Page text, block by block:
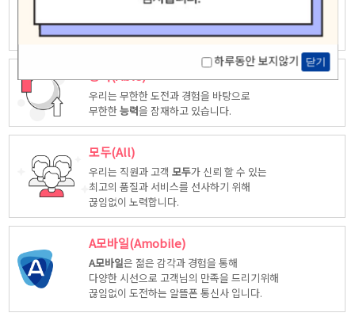
하루동안 보지않기 닫기
노력하겠습니다.
능력(Able)
우리는 무한한 도전과 경험을 바탕으로
무한한능력을 잠재하고 있습니다.
모두(All)
우리는 직원과 고객모두가 신뢰 할 수 있는
최고의 품질과 서비스를 선사하기 위해
끊임없이 노력합니다.
A모바일(Amobile)
A모바일은 젊은 감각과 경험을 통해
다양한 시선으로 고객님의 만족을 드리기위해
끊임없이 도전하는 알뜰폰 통신사 입니다.